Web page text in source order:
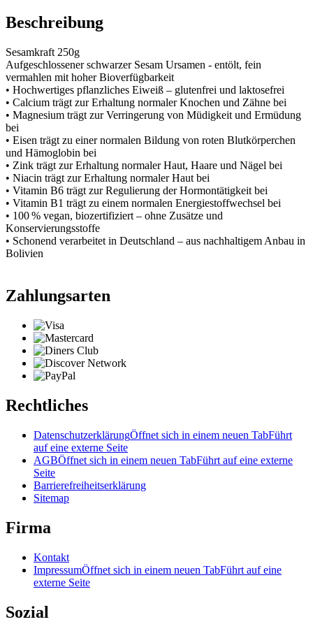
Beschreibung
Sesamkraft 250g
Aufgeschlossener schwarzer Sesam Ursamen - entölt, fein
vermahlen mit hoher Bioverfügbarkeit
• Hochwertiges pflanzliches Eiweiß – glutenfrei und laktosefrei
• Calcium trägt zur Erhaltung normaler Knochen und Zähne bei
• Magnesium trägt zur Verringerung von Müdigkeit und Ermüdung
bei
• Eisen trägt zu einer normalen Bildung von roten Blutkörperchen
und Hämoglobin bei
• Zink trägt zur Erhaltung normaler Haut, Haare und Nägel bei
• Niacin trägt zur Erhaltung normaler Haut bei
• Vitamin B6 trägt zur Regulierung der Hormontätigkeit bei
• Vitamin B1 trägt zu einem normalen Energiestoffwechsel bei
• 100 % vegan, biozertifiziert – ohne Zusätze und
Konservierungsstoffe
• Schonend verarbeitet in Deutschland – aus nachhaltigem Anbau in
Bolivien
Zahlungsarten
Rechtliches
DatenschutzerklärungÖffnet sich in einem neuen TabFührt
auf eine externe Seite
AGBÖffnet sich in einem neuen TabFührt auf eine externe
Seite
Barrierefreiheitserklärung
Sitemap
Firma
Kontakt
ImpressumÖffnet sich in einem neuen TabFührt auf eine
externe Seite
Sozial